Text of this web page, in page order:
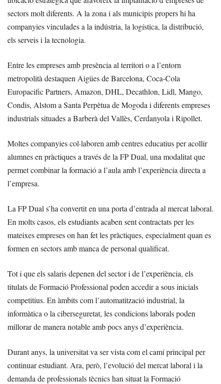
sectors molt diferents. A la zona i als municipis propers hi ha
companyies vinculades a la indústria, la logística, la distribució,
els serveis i la tecnologia.
Entre les empreses amb presència al territori o a l’entorn
metropolità destaquen Aigües de Barcelona, Coca-Cola
Europacific Partners, Amazon, DHL, Decathlon, Lidl, Mango,
Condis, Alstom a Santa Perpètua de Mogoda i diferents empreses
industrials situades a Barberà del Vallès, Cerdanyola i Ripollet.
Moltes companyies col·laboren amb centres educatius per acollir
alumnes en pràctiques a través de la FP Dual, una modalitat que
permet combinar la formació a l’aula amb l’experiència directa a
l’empresa.
La FP Dual s’ha convertit en una porta d’entrada al mercat laboral.
En molts casos, els estudiants acaben sent contractats per les
mateixes empreses on han fet les pràctiques, especialment quan es
formen en sectors amb manca de personal qualificat.
Tot i que els salaris depenen del sector i de l’experiència, els
titulats de Formació Professional poden accedir a sous inicials
competitius. En àmbits com l’automatització industrial, la
informàtica o la ciberseguretat, les condicions laborals poden
millorar de manera notable amb pocs anys d’experiència.
Durant anys, la universitat va ser vista com el camí principal per
continuar estudiant. Ara, però, l’evolució del mercat laboral i la
demanda de professionals tècnics han situat la Formació